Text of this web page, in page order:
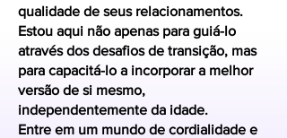
qualidade de seus relacionamentos.
Estou aqui não apenas para guiá-lo
através dos desafios de transição, mas
para capacitá-lo a incorporar a melhor
versão de si mesmo,
independentemente da idade.
Entre em um mundo de cordialidade e